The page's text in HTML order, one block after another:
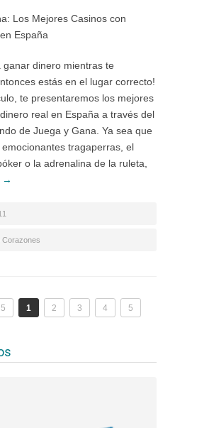
Los Mejores Casinos con
España
ganar dinero mientras te
estás en el lugar correcto!
te presentaremos los mejores
real en España a través del
de Juega y Gana. Ya sea que
tragaperras, el
o la adrenalina de la ruleta,
→
Corazones
1 2 3 4 5